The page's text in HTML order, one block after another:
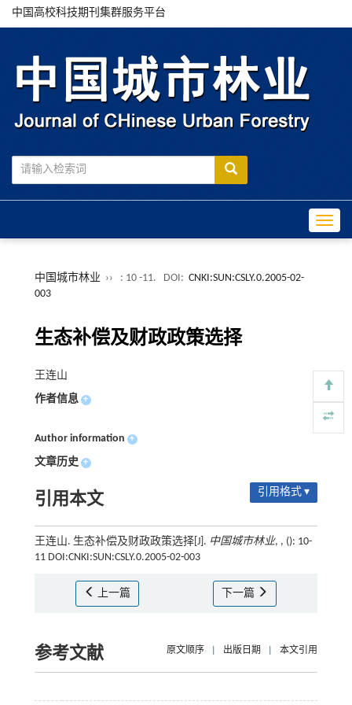
中国高校科技期刊集群服务平台
中国城市林业 ›› : 10 -11. DOI: CNKI:SUN:CSLY.0.2005-02-
003
生态补偿及财政政策选择
王连山
作者信息 +
Author information +
文章历史 +
引用本文 引用格式 ▾
王连山. 生态补偿及财政政策选择[J]. 中国城市林业, , (): 10-
11 DOI:CNKI:SUN:CSLY.0.2005-02-003
上一篇 下一篇
参考文献 原文顺序 出版日期 本文引用